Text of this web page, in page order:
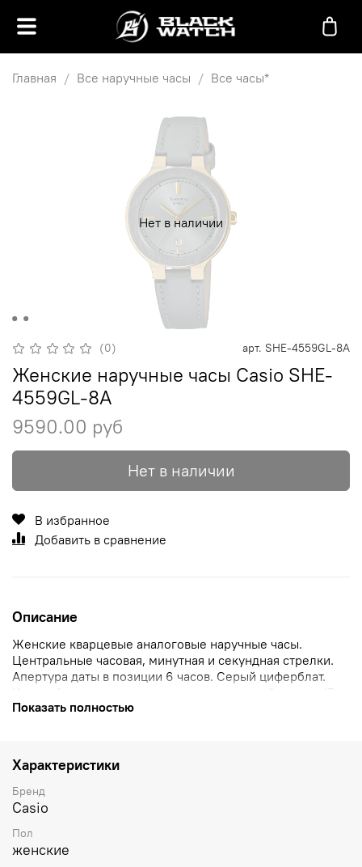
Главная Все наручные часы Все часы*
Нет в наличии
(0) арт. SHE-4559GL-8A
Женские наручные часы Casio SHE-
4559GL-8A
9590.00 руб
Нет в наличии
В избранное
Добавить в сравнение
Описание
Женские кварцевые аналоговые наручные часы.
Центральные часовая, минутная и секундная стрелки.
Апертура даты в позиции 6 часов. Серый циферблат.
Круглый корпус выполнен из нержавеющей стали с IP
покрытием цвета желтого золота. Размер корпуса
царапин сапфировое стекло. Водостойкость WR 50
(мытье рук, дождь). Вес примерно 25 г.
Показать полностью
Характеристики
Бренд
Casio
Пол
женские